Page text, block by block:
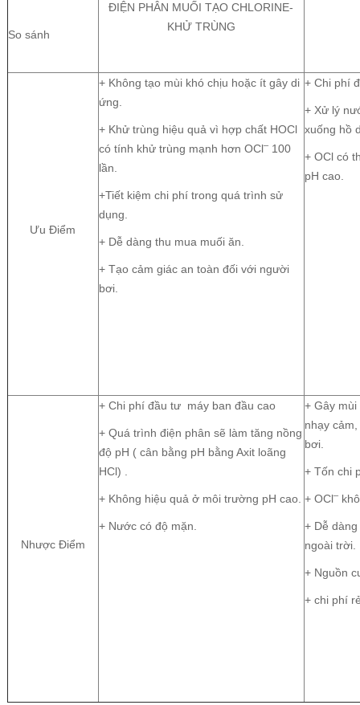
So sánh
ĐIỆN PHÂN MUỐI TẠO CHLORINE-
KHỬ TRÙNG
Ưu Điểm
+ Không tạo mùi khó chịu hoặc ít gây di
ứng.
+ Khử trùng hiệu quả vì hợp chất HOCl
có tính khử trùng mạnh hơn OCl–100
lần.
+Tiết kiệm chi phí trong quá trình sử
dụng.
+ Dễ dàng thu mua muối ăn.
+ Tạo cảm giác an toàn đối với người
bơi.
+ Chi phí
+ Xử lý
xuống hồ
+ OCl có
pH cao.
Nhược Điểm
+ Chi phí đầu tư máy ban đầu cao
+ Quá trình điện phân sẽ làm tăng nồng
độ pH ( cân bằng pH bằng Axit loãng
HCl) .
+ Không hiệu quả ở môi trường pH cao.
+ Nước có độ mặn.
+ Gây
nhạy
bơi.
+ Tốn chi
+ OCl–
+ Dễ
ngoài trời.
+ Nguồn
+ chi phí